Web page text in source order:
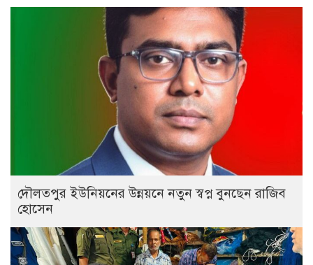
দৌলতপুর ইউনিয়নের উন্নয়নে নতুন স্বপ্ন বুনছেন রাজিব
হোসেন